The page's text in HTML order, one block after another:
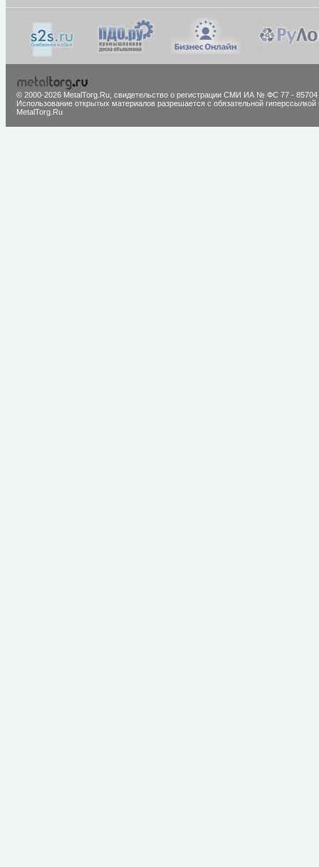
© 2000-2026 MetalTorg.Ru, cвидетельство о регистрации СМИ ИА № ФС 77 - 85704
Использование открытых материалов разрешается с обязательной гиперссылкой
MetalTorg.Ru